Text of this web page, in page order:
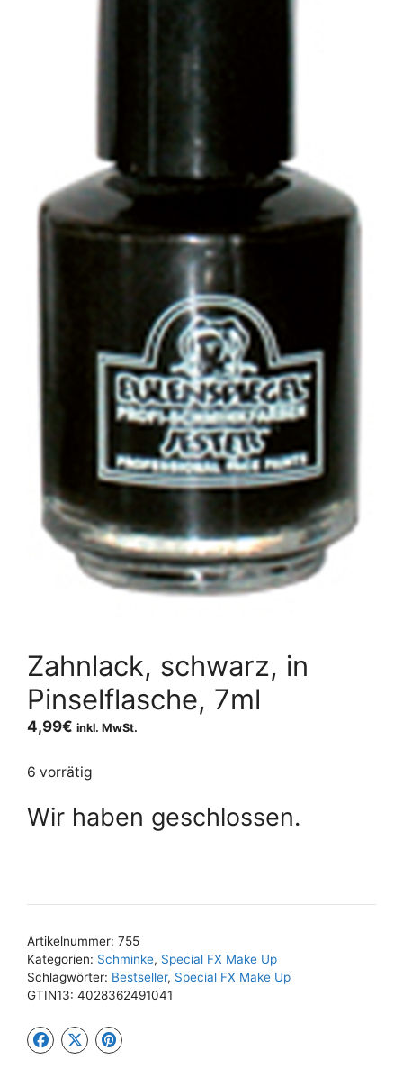
Zahnlack, schwarz, in
Pinselflasche, 7ml
4,99€ inkl. MwSt.
6 vorrätig
Wir haben geschlossen.
Artikelnummer: 755
Kategorien: Schminke, Special FX Make Up
Schlagwörter: Bestseller, Special FX Make Up
GTIN13: 4028362491041